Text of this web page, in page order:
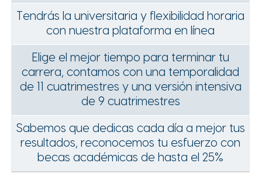
Tendrás la universitaria y flexibilidad horaria
con nuestra plataforma en línea
Elige el mejor tiempo para terminar tu
carrera, contamos con una temporalidad
de 11 cuatrimestres y una versión intensiva
de 9 cuatrimestres
Sabemos que dedicas cada día a mejor tus
resultados, reconocemos tu esfuerzo con
becas académicas de hasta el 25%